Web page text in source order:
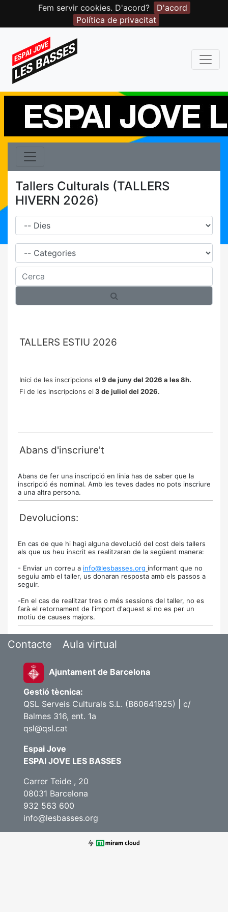
Fem servir cookies. D'acord?
D'acord
Política de privacitat
Tallers Culturals (TALLERS
HIVERN 2026)
Dies
Família
Cerca
TALLERS ESTIU 2026
Inici de les inscripcions el 9 de juny del 2026 a les 8h.
Fi de les inscripcions el 3 de juliol del 2026.
Abans d'inscriure't
Abans de fer una inscripció en línia has de saber que la
inscripció és nominal. Amb les teves dades no pots inscriure
a una altra persona.
Devolucions:
En cas de que hi hagi alguna devolució del cost dels tallers
als que us heu inscrit es realitzaran de la següent manera:
- Enviar un correu a info@lesbasses.org informant que no
seguiu amb el taller, us donaran resposta amb els passos a
seguir.
-En el cas de realitzar tres o més sessions del taller, no es
farà el retornament de l'import d'aquest si no es per un
motiu de causes majors.
Contacte Aula virtual
Ajuntament de Barcelona
Gestió tècnica:
QSL Serveis Culturals S.L. (B60641925) | c/
Balmes 316, ent. 1a
qsl@qsl.cat
Espai Jove
ESPAI JOVE LES BASSES
Carrer Teide , 20
08031 Barcelona
932 563 600
info@lesbasses.org